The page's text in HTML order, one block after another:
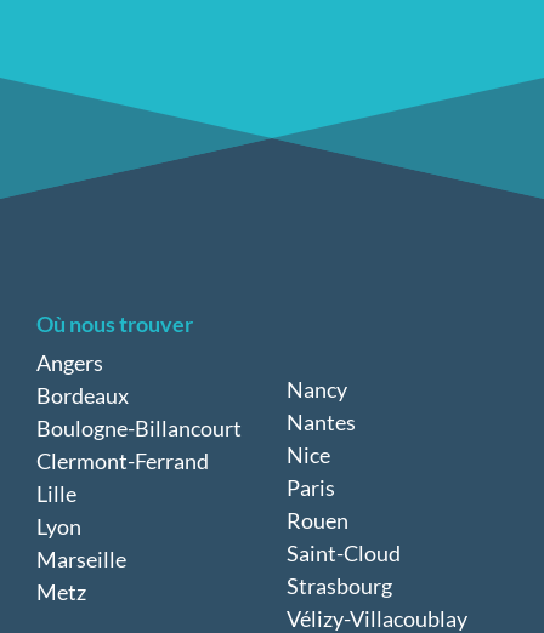
Où nous trouver
Angers
Bordeaux
Boulogne-Billancourt
Clermont-Ferrand
Lille
Lyon
Marseille
Metz
Nancy
Nantes
Nice
Paris
Rouen
Saint-Cloud
Strasbourg
Vélizy-Villacoublay